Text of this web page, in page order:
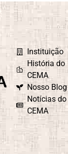
Instituição
História do
CEMA
Nosso Blog
Notícias do
CEMA